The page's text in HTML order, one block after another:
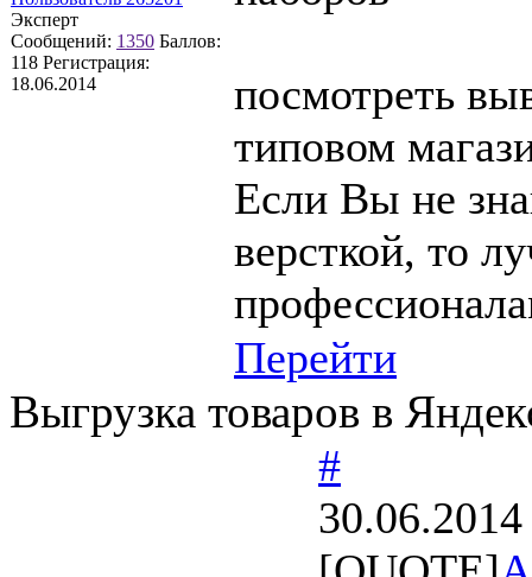
Эксперт
Сообщений: 1350 Баллов:
118 Регистрация:
18.06.2014
посмотреть
типовом
Если Вы не
версткой, то
Перейти
Выгрузка товаров в
#